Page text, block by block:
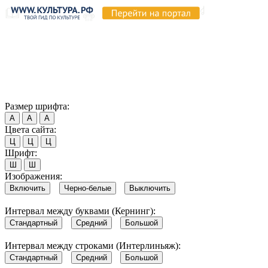
Размер шрифта:
А А А
Цвета сайта:
Ц Ц Ц
Шрифт:
Ш Ш
Изображения:
Включить Черно-белые Выключить
Интервал между буквами (Кернинг):
Стандартный Средний Большой
Интервал между строками (Интерлиньяж):
Стандартный Средний Большой